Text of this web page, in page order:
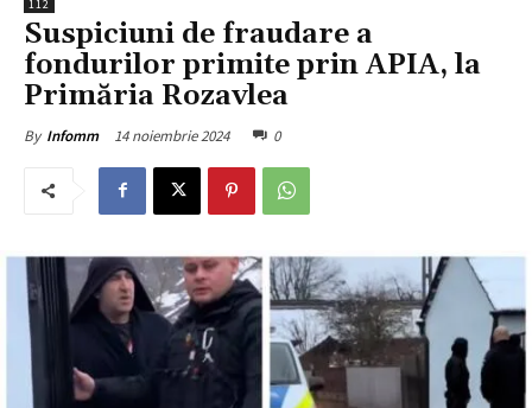
112
Suspiciuni de fraudare a
fondurilor primite prin APIA, la
Primăria Rozavlea
By Infomm 14 noiembrie 2024 0